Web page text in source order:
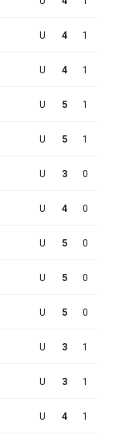
U 4 1
U 4 1
U 5 1
U 5 1
U 3 0
U 4 0
U 5 0
U 5 0
U 5 0
U 3 1
U 3 1
U 4 1